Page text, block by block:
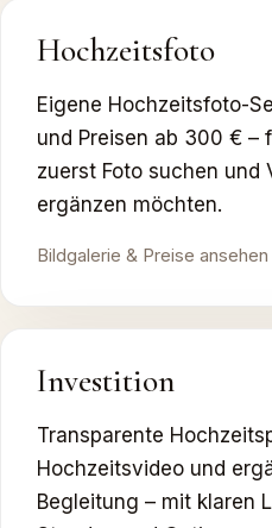
Hochzeitsfoto
Eigene Hochzeitsfoto-
und Preisen ab 300 € –
zuerst Foto suchen und
ergänzen möchten.
Bildgalerie & Preise ansehen
Investition
Transparente
Hochzeitsvideo und
Begleitung – mit klaren